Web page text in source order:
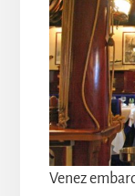
Venez